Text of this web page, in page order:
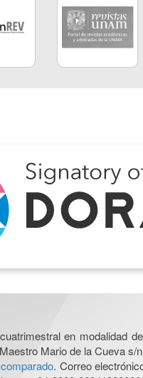
en modalidad
Mario de la Cueva s/
. Correo